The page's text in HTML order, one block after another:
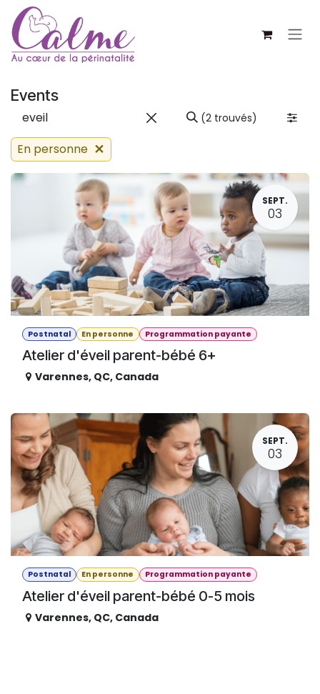
SE RENDRE AU CONTENU
Events
(2 trouvés)
En personne
SEPT.
03
Postnatal En personne Programmation payante
Atelier d'éveil parent-bébé 6+
Varennes, QC, Canada
SEPT.
03
Postnatal En personne Programmation payante
Atelier d'éveil parent-bébé 0-5 mois
Varennes, QC, Canada